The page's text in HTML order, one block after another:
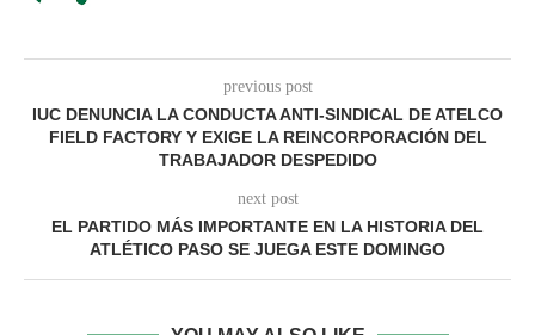
previous post
IUC DENUNCIA LA CONDUCTA ANTI-SINDICAL DE ATELCO
FIELD FACTORY Y EXIGE LA REINCORPORACIÓN DEL
TRABAJADOR DESPEDIDO
next post
EL PARTIDO MÁS IMPORTANTE EN LA HISTORIA DEL
ATLÉTICO PASO SE JUEGA ESTE DOMINGO